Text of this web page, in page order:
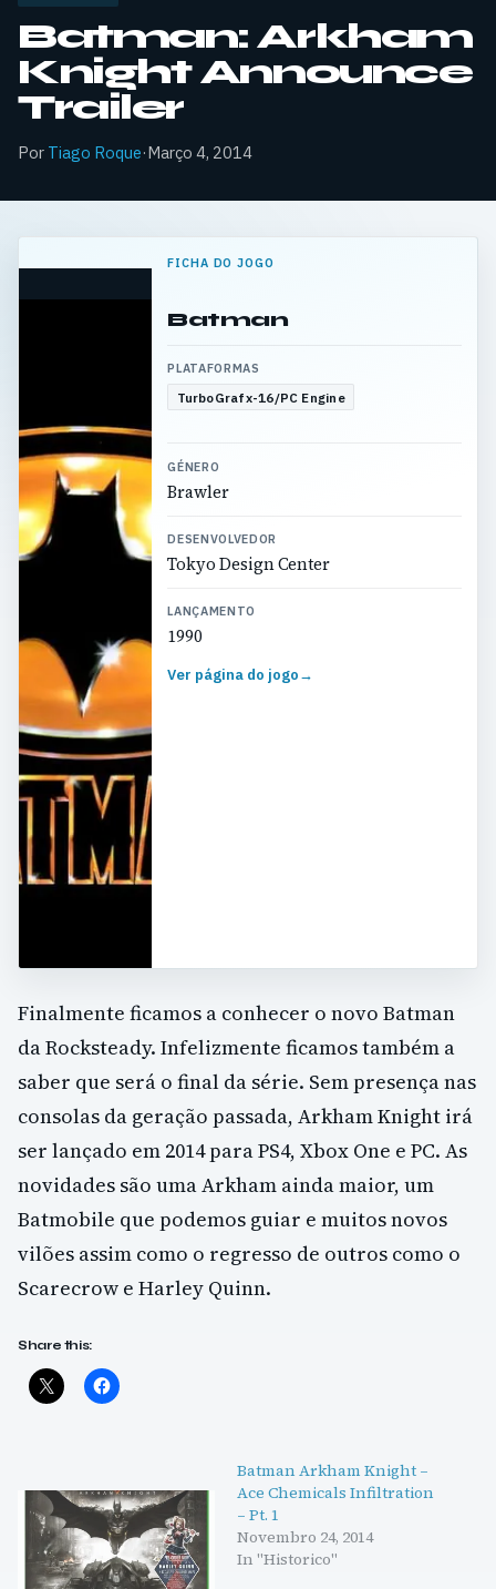
Batman: Arkham
Knight Announce
Trailer
Por Tiago Roque·Março 4, 2014
FICHA DO JOGO
Batman
PLATAFORMAS
TurboGrafx-16/PC Engine
GÉNERO
Brawler
DESENVOLVEDOR
Tokyo Design Center
LANÇAMENTO
1990
Ver página do jogo→
Finalmente ficamos a conhecer o novo Batman
da Rocksteady. Infelizmente ficamos também a
saber que será o final da série. Sem presença nas
consolas da geração passada, Arkham Knight irá
ser lançado em 2014 para PS4, Xbox One e PC. As
novidades são uma Arkham ainda maior, um
Batmobile que podemos guiar e muitos novos
vilões assim como o regresso de outros como o
Scarecrow e Harley Quinn.
Share this:
Batman Arkham Knight –
Ace Chemicals Infiltration
– Pt. 1
Novembro 24, 2014
In "Historico"